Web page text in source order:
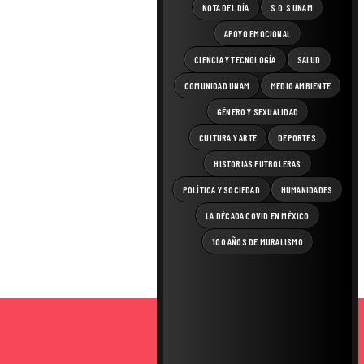
NOTA DEL DÍA S.O.S UNAM
APOYO EMOCIONAL
CIENCIA Y TECNOLOGÍA SALUD
COMUNIDAD UNAM MEDIO AMBIENTE
GÉNERO Y SEXUALIDAD
CULTURA Y ARTE DEPORTES
HISTORIAS FUTBOLERAS
POLÍTICA Y SOCIEDAD HUMANIDADES
LA DÉCADA COVID EN MÉXICO
100 AÑOS DE MURALISMO